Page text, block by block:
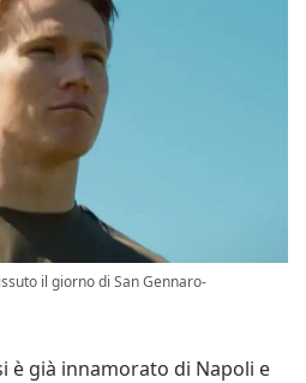
il giorno di San Gennaro-
è già innamorato di Napoli e